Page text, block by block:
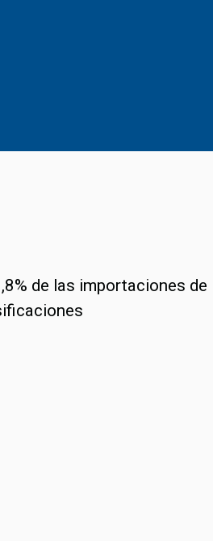
de las importaciones